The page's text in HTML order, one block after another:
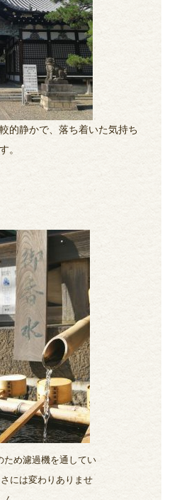
的静かで、落ち着いた気持ち
。
ため濾過機を通してい
には変わりありませ